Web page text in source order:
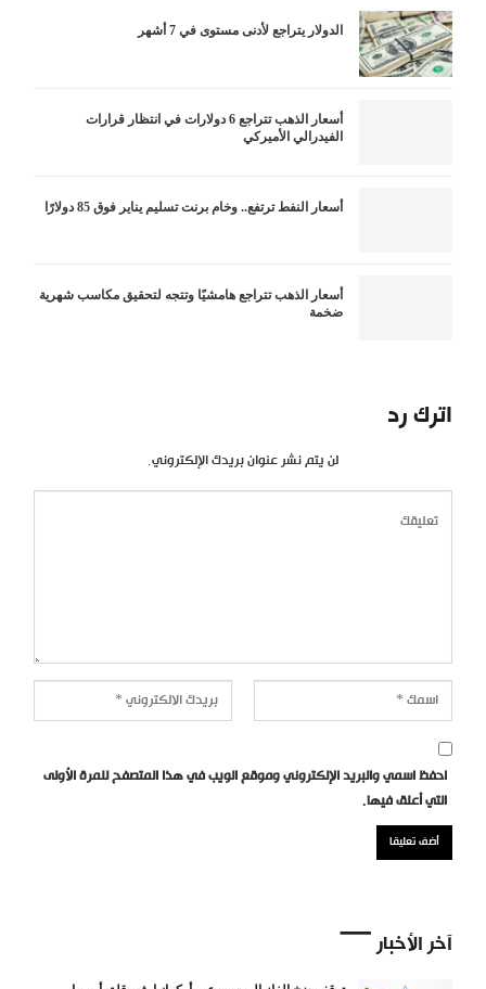
الدولار يتراجع لأدنى مستوى في 7 أشهر
أسعار الذهب تتراجع 6 دولارات في انتظار قرارات
الفيدرالي الأميركي
أسعار النفط ترتفع.. وخام برنت تسليم يناير فوق 85 دولارًا
أسعار الذهب تتراجع هامشيًا وتتجه لتحقيق مكاسب شهرية
ضخمة
اترك رد
لن يتم نشر عنوان بريدك الإلكتروني.
احفظ اسمي والبريد الإلكتروني وموقع الويب في هذا المتصفح للمرة الأولى
التي أعلق فيها.
آخر الأخبار